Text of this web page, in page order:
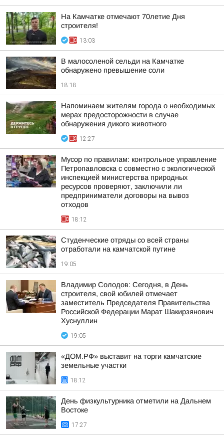
На Камчатке отмечают 70летие Дня
строителя!
13:03
В малосоленой сельди на Камчатке
обнаружено превышение соли
18:18
Напоминаем жителям города о необходимых
мерах предосторожности в случае
обнаружения дикого животного
12:27
Мусор по правилам: контрольное управление
Петропавловска с совместно с экологической
инспекцией министерства природных
ресурсов проверяют, заключили ли
предприниматели договоры на вывоз
отходов
18:12
Студенческие отряды со всей страны
отработали на камчатской путине
19:05
Владимир Солодов: Сегодня, в День
строителя, свой юбилей отмечает
заместитель Председателя Правительства
Российской Федерации Марат Шакирзянович
Хуснуллин
19:05
«ДОМ.РФ» выставит на торги камчатские
земельные участки
18:12
День физкультурника отметили на Дальнем
Востоке
17:27